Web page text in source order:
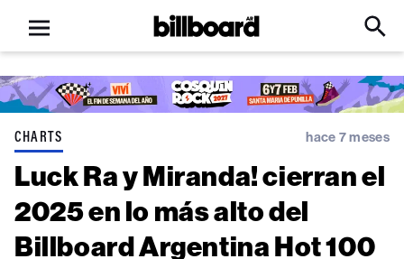
Open
menu
Billboard
Click
Input
CHARTS hace 7 meses
Luck Ra y Miranda! cierran el
2025 en lo más alto del
Billboard Argentina Hot 100